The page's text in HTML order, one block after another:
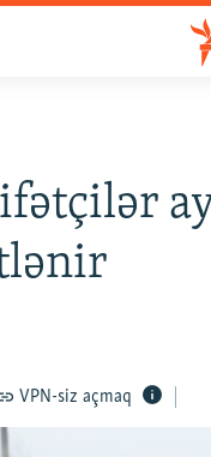
VPN-siz açmaq